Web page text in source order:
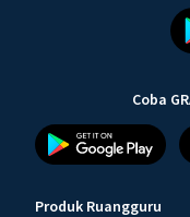
Coba
Produk Ruangguru